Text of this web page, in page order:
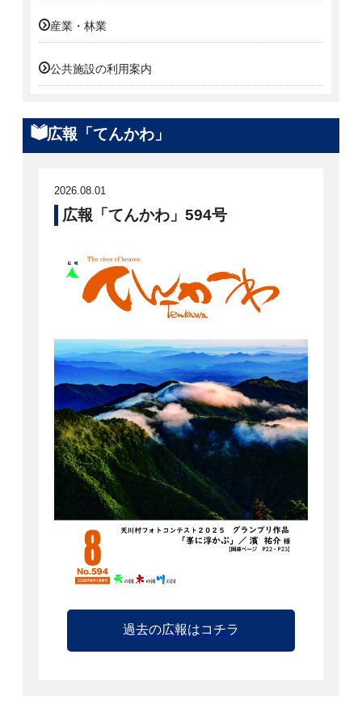
産業・林業
公共施設の利用案内
広報「てんかわ」
2026.08.01
広報「てんかわ」594号
過去の広報はコチラ